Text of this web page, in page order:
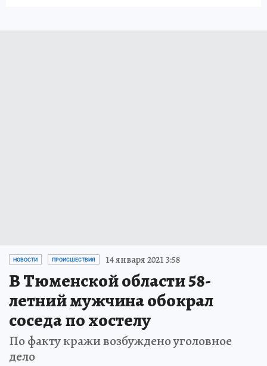
НОВОСТИ ПРОИСШЕСТВИЯ 14 января 2021 3:58
В Тюменской области 58-
летний мужчина обокрал
соседа по хостелу
По факту кражи возбуждено уголовное
дело